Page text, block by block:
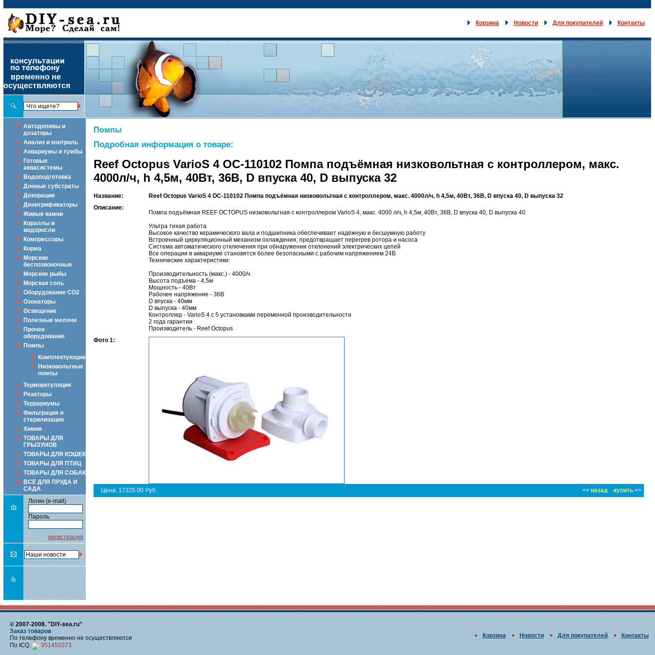
Корзина Новости Для покупателей Контакты
временно не
осуществляются
Автодоливы и
дозаторы
Анализ и контроль
Аквариумы и тумбы
Готовые
аквасистемы
Водоподготовка
Донные субстраты
Декорации
Денитрификаторы
Живые камни
Кораллы и
водоросли
Компрессоры
Корма
Морские
беспозвоночные
Морские рыбы
Морская соль
Оборудование CO2
Озонаторы
Освещение
Полезные мелочи
Прочее
оборудование
Помпы
Комплектующие
Низковольтные
помпы
Терморегуляция
Реакторы
Террариумы
Фильтрация и
стерилизация
Химия
ТОВАРЫ ДЛЯ
ГРЫЗУНОВ
ТОВАРЫ ДЛЯ КОШЕК
ТОВАРЫ ДЛЯ ПТИЦ
ТОВАРЫ ДЛЯ СОБАК
ВСЕ ДЛЯ ПРУДА И
САДА
Логин (e-mail)
Пароль
регистрация
Помпы
Подробная информация о товаре:
Reef Octopus VarioS 4 OC-110102 Помпа подъёмная низковольтная c контроллером, макс.
4000л/ч, h 4,5м, 40Вт, 36В, D впуска 40, D выпуска 32
Название:
Reef Octopus VarioS 4 OC-110102 Помпа подъёмная низковольтная c контроллером, макс. 4000л/ч, h 4,5м, 40Вт, 36В, D впуска 40, D выпуска 32
Описание:
Помпа подъёмная REEF OCTOPUS низковольтная c контроллером VarioS 4, макс. 4000 л/ч, h 4,5м, 40Вт, 36В, D впуска 40, D выпуска 40
Ультра тихая работа
Высокое качество керамического вала и подшипника обеспечивает надёжную и бесшумную работу
Встроенный циркуляционный механизм охлаждения, предотвращает перегрев ротора и насоса
Система автоматического отключения при обнаружении отклонений электрических цепей
Все операции в аквариуме становятся более безопасными с рабочим напряжением 24В
Технические характеристики:
Производительность (макс.) - 4000/ч
Высота подъема - 4,5м
Мощность - 40Вт
Рабочее напряжение - 36В
D впуска - 40мм
D выпуска - 40мм
Контроллер - VarioS 4 с 5 установками переменной производительности
2 года гарантии
Производитель - Reef Octopus
Фото 1:
Цена: 17325.00 Руб. << назад купить >>
© 2007-2008. "DIY-sea.ru"
Заказ товаров
По телефону временно не осуществляются
По ICQ
351450373
Корзина Новости Для покупателей Контакты